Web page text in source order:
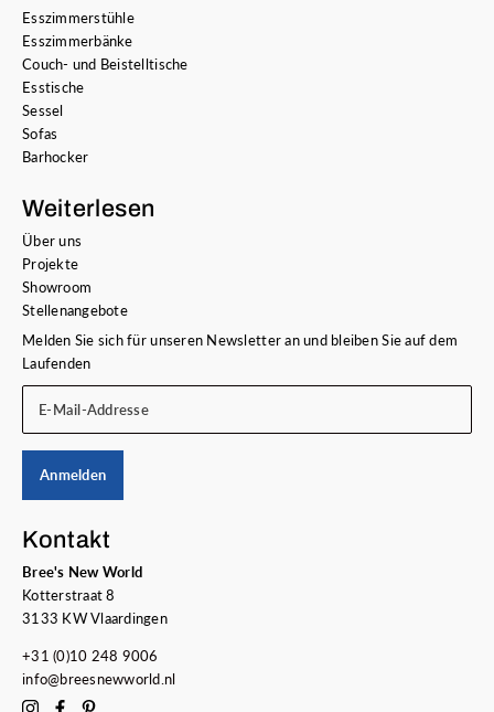
Esszimmerstühle
Esszimmerbänke
Couch- und Beistelltische
Esstische
Sessel
Sofas
Barhocker
Weiterlesen
Über uns
Projekte
Showroom
Stellenangebote
Melden Sie sich für unseren Newsletter an und bleiben Sie auf dem
Laufenden
E-Mail-Addresse
Anmelden
Kontakt
Bree's New World
Kotterstraat 8
3133 KW Vlaardingen
+31 (0)10 248 9006
info@breesnewworld.nl